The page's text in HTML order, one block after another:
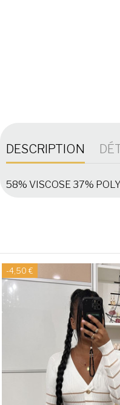
DESCRIPTION
58% VISCOSE 37%
-4,50 €